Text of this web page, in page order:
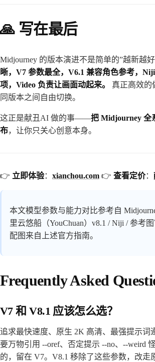
🙏 写在最后
Midjourney 的版本演进不是简单的”越新越好
晰，V7 参数最全，V6.1 兼容角色参考，
项，Video 负责让画面动起来。
真正高效的
同版本之间自由切换。
这正是献丑AI 做的事——把 Midjourney 全
布，让你只关心创意本身。
👉 立即体验： xianchou.com 👉 查看定价：
本文模型参数与能力对比参考自
里云悠船（YouChuan）v8.1 / Niji / 参考
配图来自上述官方指南。
Frequently Asked
V7 和 V8.1 应该怎么选？
追求最快速度、原生 2K 高清、最强提示词
要万物引用 --oref、否定提示 --no、--weird
的，留在 V7。V8.1 移除了这些参数，改走